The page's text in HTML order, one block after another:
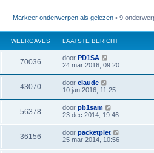
Markeer onderwerpen als gelezen • 9
WEERGAVES LAATSTE BERICHT
70036W
e
r
g
a
L
a
s
t
e
b
e
r
c
h
t
door PD1SA
24 mar 2016, 09:20
43070W
e
r
g
L
a
s
t
e
b
e
r
door claude
10 jan 2016, 11:25
56378W
e
L
a
s
t
e
door pb1sam
23 dec 2014, 19:46
36156W
L
a
door packetpiet
25 mar 2014, 10:56